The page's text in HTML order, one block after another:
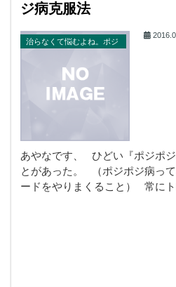
ジ病克服法
治らなくて悩むよね。ポジ
あやなです、 ひどい『ポジポ
とがあった。 （ポジポジ病っ
ードをやりまくること） 常に